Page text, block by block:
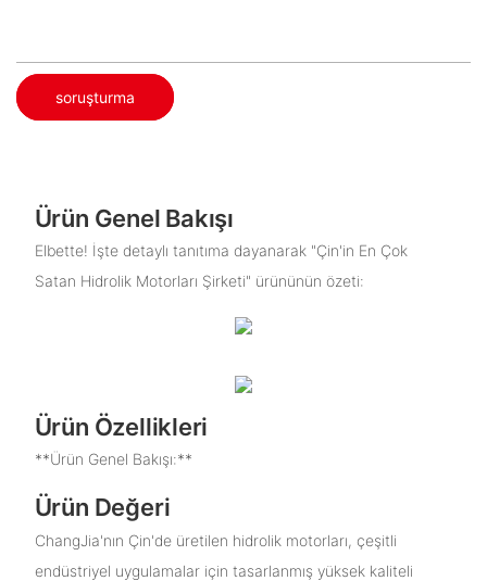
soruşturma
Ürün Genel Bakışı
Elbette! İşte detaylı tanıtıma dayanarak "Çin'in En Çok
Satan Hidrolik Motorları Şirketi" ürününün özeti:
Ürün Özellikleri
**Ürün Genel Bakışı:**
Ürün Değeri
ChangJia'nın Çin'de üretilen hidrolik motorları, çeşitli
endüstriyel uygulamalar için tasarlanmış yüksek kaliteli